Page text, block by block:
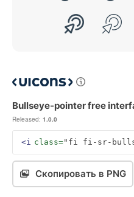
Bullseye-pointer free
Released: 1.0.0
<i class="fi fi-sr-
Скопировать в PNG